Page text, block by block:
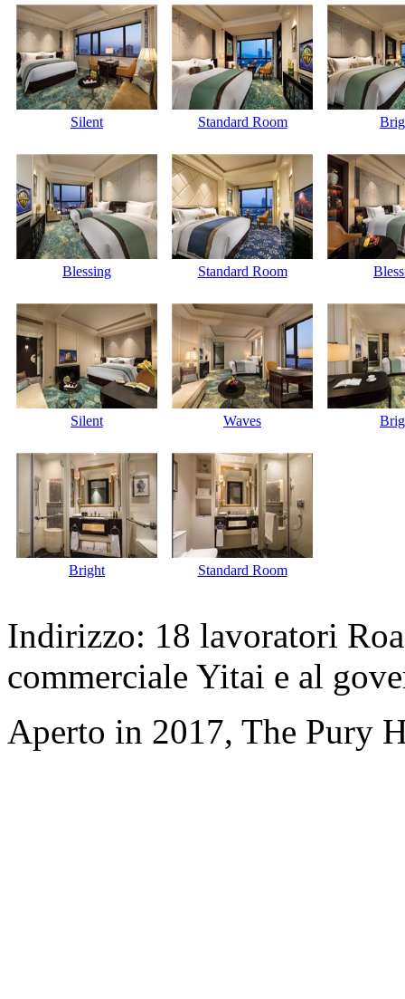
Silent Standard Room
Blessing Standard Room
Silent Waves
Bright Standard Room
Indirizzo: 18 lavoratori
commerciale Yitai e al
Aperto in 2017, The Pury